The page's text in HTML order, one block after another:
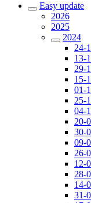
Easy update
2026
2025
2024
24-
13-
29-
15-
01-
25-
04-
20-
30-
09-
26-
12-
28-
14-
31-